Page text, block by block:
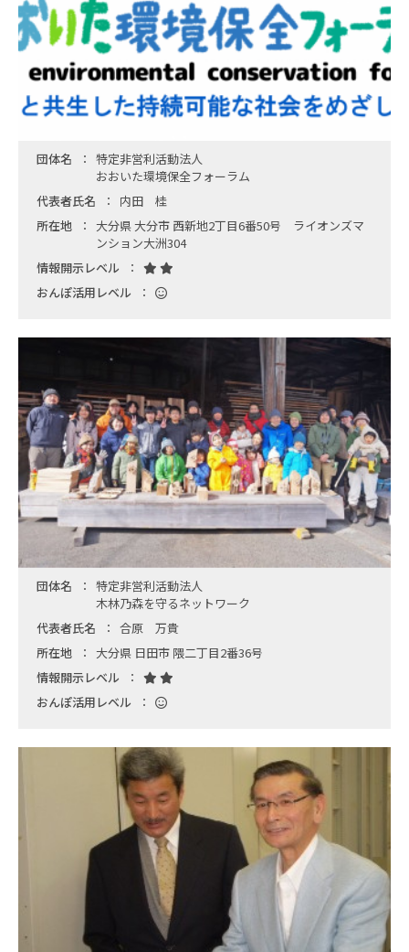
団体名
特定非営利活動法人
おおいた環境保全フォーラム
代表者氏名
内田 桂
所在地
大分県 大分市 西新地2丁目6番50号 ライオンズマ
ンション大洲304
情報開示レベル
おんぽ活用レベル
団体名
特定非営利活動法人
木林乃森を守るネットワーク
代表者氏名
合原 万貴
所在地
大分県 日田市 隈二丁目2番36号
情報開示レベル
おんぽ活用レベル